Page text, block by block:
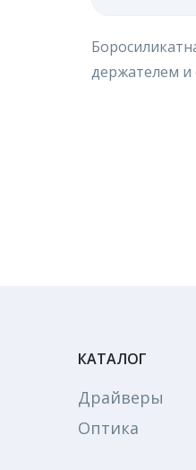
держателем и
КАТАЛОГ
Драйверы
Оптика